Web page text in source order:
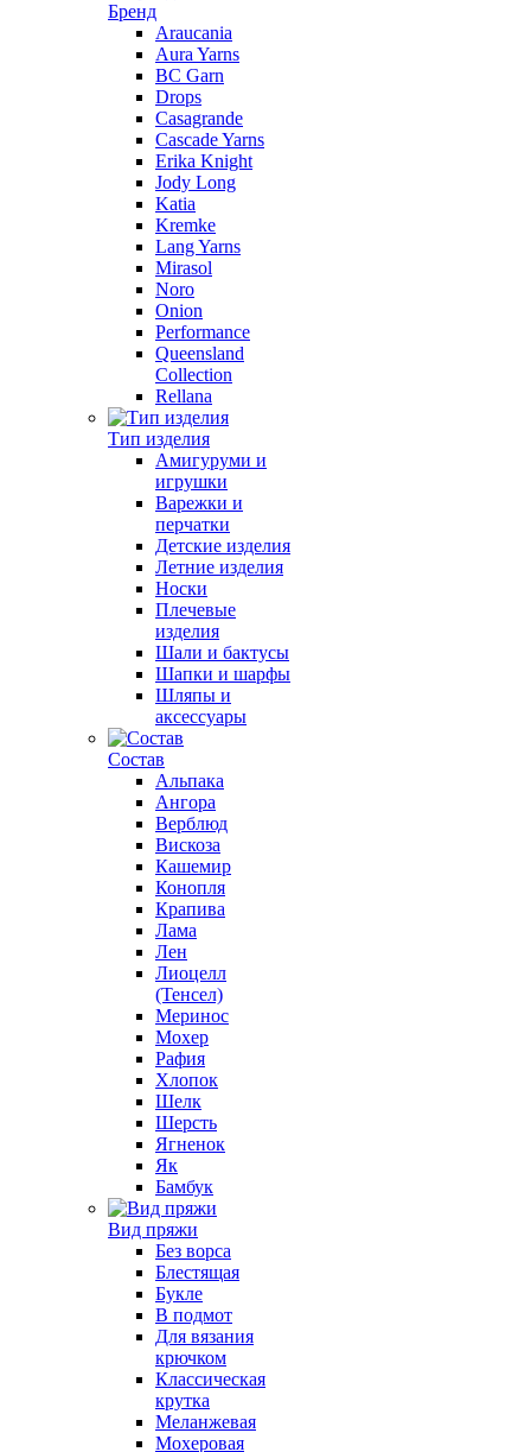
Бренд
Araucania
Aura Yarns
BC Garn
Drops
Casagrande
Cascade Yarns
Erika Knight
Jody Long
Katia
Kremke
Lang Yarns
Mirasol
Noro
Onion
Performance
Queensland
Collection
Rellana
Тип изделия
Амигуруми и
игрушки
Варежки и
перчатки
Детские изделия
Летние изделия
Носки
Плечевые
изделия
Шали и бактусы
Шапки и шарфы
Шляпы и
аксессуары
Состав
Альпака
Ангора
Верблюд
Вискоза
Кашемир
Конопля
Крапива
Лама
Лен
Лиоцелл
(Тенсел)
Меринос
Мохер
Рафия
Хлопок
Шелк
Шерсть
Ягненок
Як
Бамбук
Вид пряжи
Без ворса
Блестящая
Букле
В подмот
Для вязания
крючком
Классическая
крутка
Меланжевая
Мохеровая